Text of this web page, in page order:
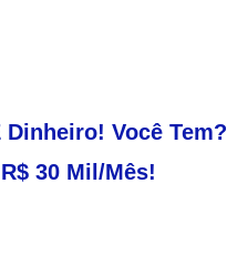
Você Tem?
30 Mil/Mês!